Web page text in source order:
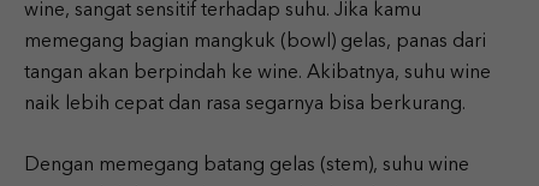
wine, sangat sensitif terhadap suhu. Jika kamu
memegang bagian mangkuk (bowl) gelas, panas dari
tangan akan berpindah ke wine. Akibatnya, suhu wine
naik lebih cepat dan rasa segarnya bisa berkurang.
Dengan memegang batang gelas (stem), suhu wine